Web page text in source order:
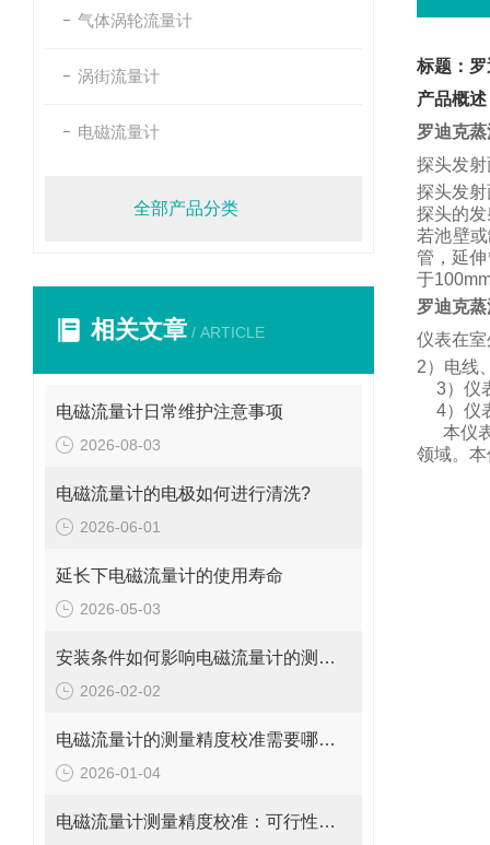
气体涡轮流量计
涡街流量计
电磁流量计
全部产品分类
相关文章 / ARTICLE
电磁流量计日常维护注意事项
2026-08-03
电磁流量计的电极如何进行清洗?
2026-06-01
延长下电磁流量计的使用寿命
2026-05-03
安装条件如何影响电磁流量计的测量精度?
2026-02-02
电磁流量计的测量精度校准需要哪些工具和设备?
2026-01-04
电磁流量计测量精度校准：可行性、方法与实操指南
标题：
产品概述
罗迪克
探头发
探头发
探头的
若池壁
管，延
于
罗迪克
仪表在
2）电线
3）仪
4）仪
本仪
领域。 本